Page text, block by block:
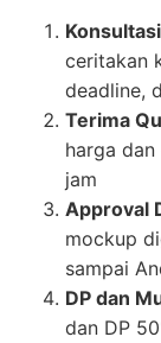
ceritakan
deadline,
Terima
harga
jam
Approval
mockup
sampai
DP dan
dan DP